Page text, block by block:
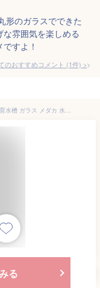
形のガラスでできた
雰囲気を楽しめる
すよ！
のおすすめコメント (1件) >
RYAKOIM 金魚鉢 丸型金魚鉢 水槽 小型水槽 飼育水槽 ガラス メダカ 水槽 メダカ鉢 透明 テーブル アクアリウム ボウル 観葉植物 大容量 おしゃれ インテリア 水培 容器 鉢 インテリア オブジェ テラリウム 花瓶 フラワーベース 植物栽培 (直径30cm)
る